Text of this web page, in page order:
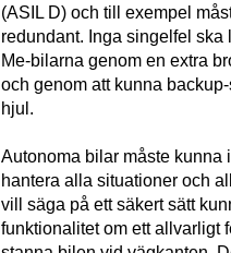
(ASIL D) och till exempel
redundant. Inga singelfel ska
Me-bilarna genom en extra
och genom att kunna
hjul.
Autonoma bilar måste kunna
hantera alla situationer och
vill säga på ett säkert sätt
funktionalitet om ett allvarligt